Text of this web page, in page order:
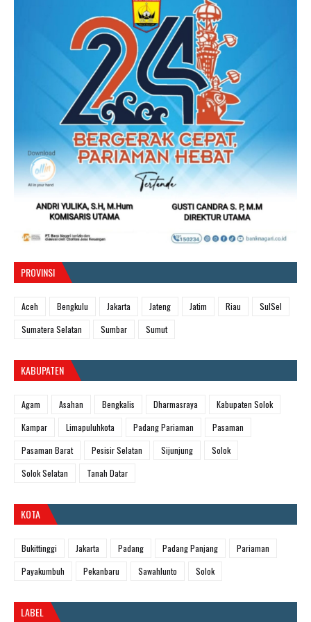
PROVINSI
Aceh Bengkulu Jakarta Jateng Jatim Riau
SulSel
Sumatera Selatan
Sumbar Sumut
KABUPATEN
Agam Asahan Bengkalis Dharmasraya
Kabupaten Solok
Kampar
Limapuluhkota Padang Pariaman
Pasaman
Pasaman Barat
Pesisir Selatan Sijunjung
Solok
Solok Selatan
Tanah Datar
KOTA
Bukittinggi Jakarta Padang Padang Panjang
Pariaman
Payakumbuh
Pekanbaru Sawahlunto Solok
LABEL